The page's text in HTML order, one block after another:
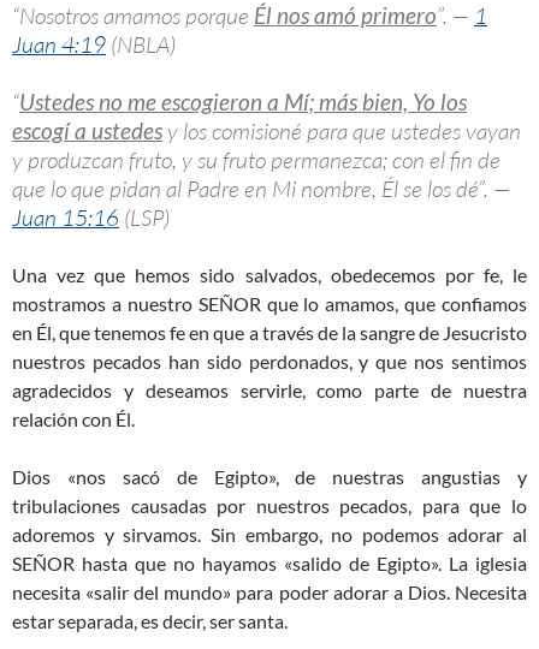
“Nosotros amamos porque Él nos amó primero”. — 1
Juan 4:19 (NBLA)
“Ustedes no me escogieron a Mí; más bien, Yo los
escogí a ustedes y los comisioné para que ustedes vayan
y produzcan fruto, y su fruto permanezca; con el fin de
que lo que pidan al Padre en Mi nombre, Él se los dé”. —
Juan 15:16 (LSP)
Una vez que hemos sido salvados, obedecemos por fe, le
mostramos a nuestro SEÑOR que lo amamos, que confiamos
en Él, que tenemos fe en que a través de la sangre de Jesucristo
nuestros pecados han sido perdonados, y que nos sentimos
agradecidos y deseamos servirle, como parte de nuestra
relación con Él.
Dios «nos sacó de Egipto», de nuestras angustias y
tribulaciones causadas por nuestros pecados, para que lo
adoremos y sirvamos. Sin embargo, no podemos adorar al
SEÑOR hasta que no hayamos «salido de Egipto». La iglesia
necesita «salir del mundo» para poder adorar a Dios. Necesita
estar separada, es decir, ser santa.